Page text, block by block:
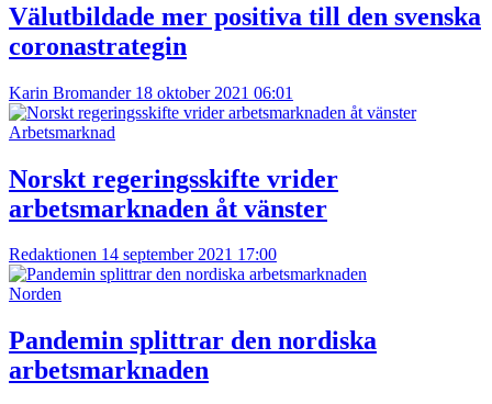
Välutbildade mer positiva till den svenska
coronastrategin
Karin Bromander 18 oktober 2021 06:01
Arbetsmarknad
Norskt regeringsskifte vrider
arbetsmarknaden åt vänster
Redaktionen 14 september 2021 17:00
Norden
Pandemin splittrar den nordiska
arbetsmarknaden